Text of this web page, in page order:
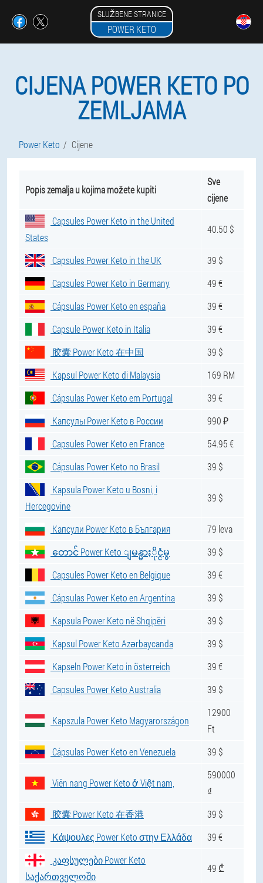
SLUŽBENE STRANICE
POWER KETO
CIJENA POWER KETO PO
ZEMLJAMA
Power Keto Cijene
Popis zemalja u kojima možete kupiti
Sve
cijene
Capsules Power Keto in the United
States
40.50 $
Capsules Power Keto in the UK
39 $
Capsules Power Keto in Germany
49 €
Cápsulas Power Keto en españa
39 €
Capsule Power Keto in Italia
39 €
胶囊 Power Keto 在中国
39 $
Kapsul Power Keto di Malaysia
169 RM
Cápsulas Power Keto em Portugal
39 €
Капсулы Power Keto в России
990 ₽
Capsules Power Keto en France
54.95 €
Cápsulas Power Keto no Brasil
39 $
Kapsula Power Keto u Bosni, i
Hercegovine
39 $
Капсули Power Keto в България
79 leva
တောင် Power Keto ျမန္မာႏိုင္ငံမွ
39 $
Capsules Power Keto en Belgique
39 €
Cápsulas Power Keto en Argentina
39 $
Kapsula Power Keto në Shqipëri
39 $
Kapsul Power Keto Azərbaycanda
39 $
Kapseln Power Keto in österreich
39 €
Capsules Power Keto Australia
39 $
Kapszula Power Keto Magyarországon
12900
Ft
Cápsulas Power Keto en Venezuela
39 $
Viên nang Power Keto ở Việt nam,
590000
₫
胶囊 Power Keto 在香港
39 $
Κάψουλες Power Keto στην Ελλάδα
39 €
კაფსულები Power Keto
საქართველოში
49 ₾